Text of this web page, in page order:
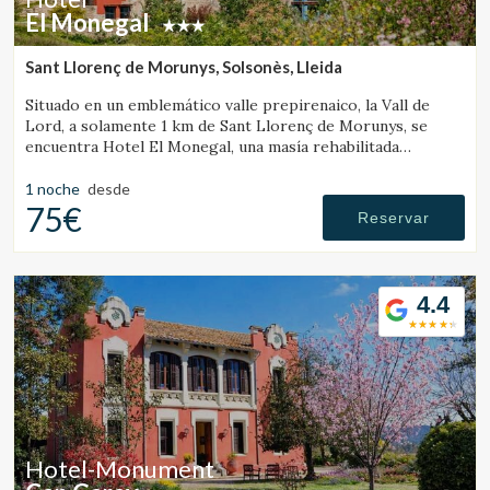
El Monegal
Sant Llorenç de Morunys, Solsonès, Lleida
Situado en un emblemático valle prepirenaico, la Vall de
Lord, a solamente 1 km de Sant Llorenç de Morunys, se
encuentra Hotel El Monegal, una masía rehabilitada
1 noche desde
75€ Reservar
4.4
Hotel-Monument